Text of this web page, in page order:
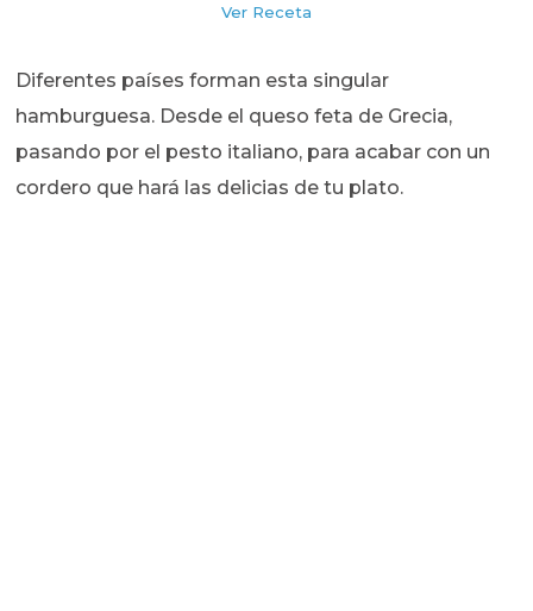
Ver Receta
Diferentes países forman esta singular
hamburguesa. Desde el queso feta de Grecia,
pasando por el pesto italiano, para acabar con un
cordero que hará las delicias de tu plato.